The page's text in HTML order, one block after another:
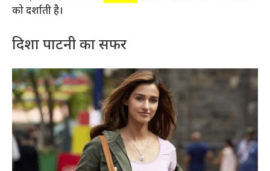
को दर्शाती है।
दिशा पाटनी का सफर